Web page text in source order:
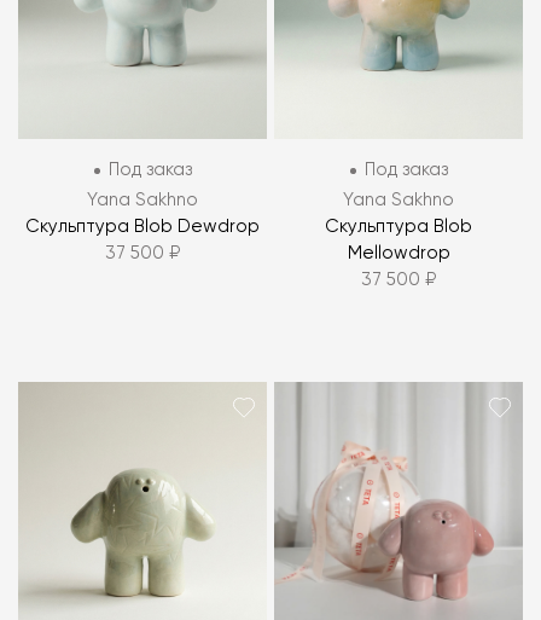
Под заказ
Yana Sakhno
Скульптура Blob Dewdrop
37 500 ₽
Под заказ
Yana Sakhno
Скульптура Blob
Mellowdrop
37 500 ₽